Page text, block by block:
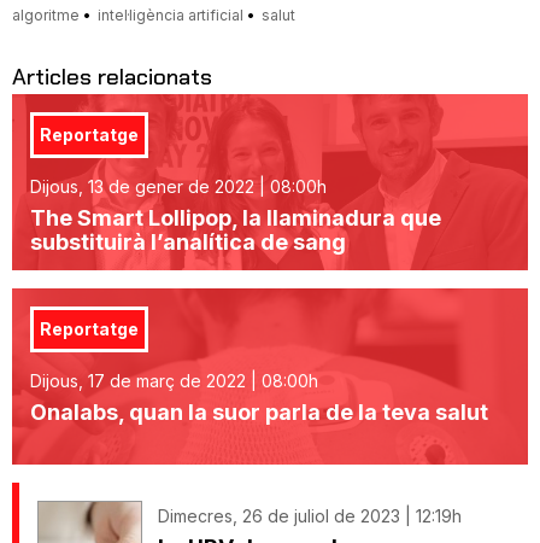
algoritme intel·ligència artificial salut
Articles relacionats
Reportatge
Dijous, 13 de gener de 2022 | 08:00h
The Smart Lollipop, la llaminadura que
substituirà l’analítica de sang
Reportatge
Dijous, 17 de març de 2022 | 08:00h
Onalabs, quan la suor parla de la teva salut
Dimecres, 26 de juliol de 2023 | 12:19h